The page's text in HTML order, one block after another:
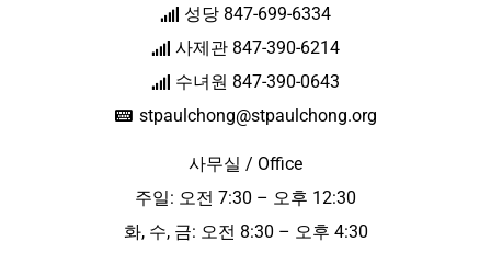
성당 847-699-6334
사제관 847-390-6214
수녀원 847-390-0643
stpaulchong@stpaulchong.org
사무실 / Office
주일: 오전 7:30 – 오후 12:30
화, 수, 금: 오전 8:30 – 오후 4:30